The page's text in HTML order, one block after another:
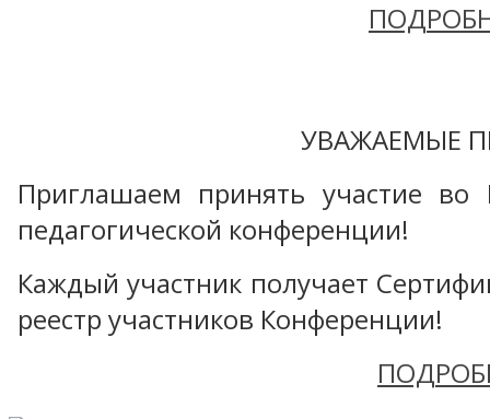
УВАЖАЕМЫЕ
Приглашаем принять участие во
педагогической конференции!
Каждый участник получает
реестр участников Конференции!